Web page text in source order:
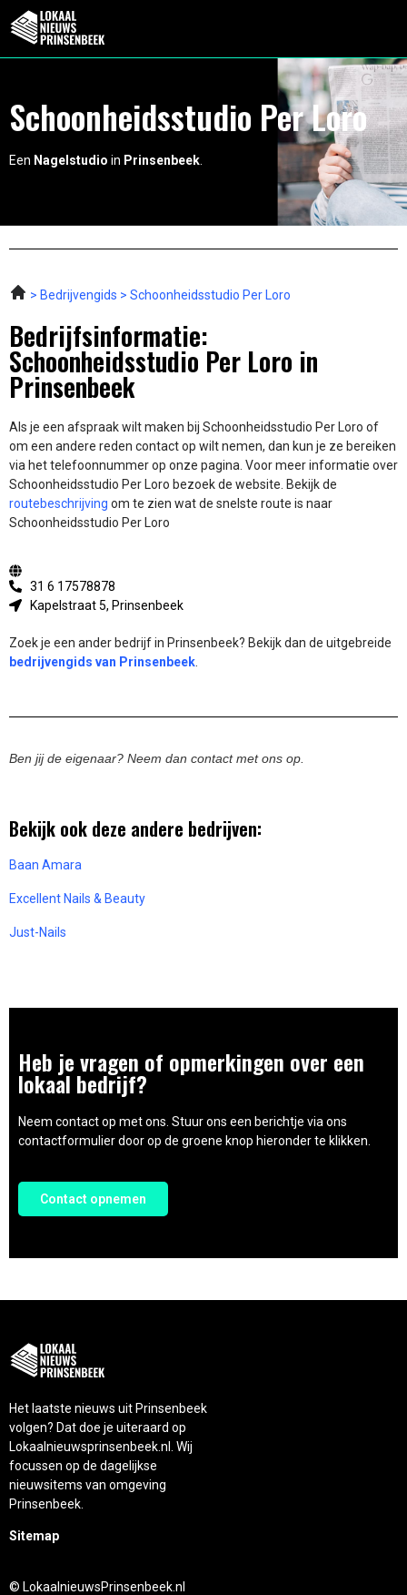
Schoonheidsstudio Per Loro
Een Nagelstudio in Prinsenbeek
Bedrijvengids Schoonheidsstudio Per Loro
Bedrijfsinformatie:
Schoonheidsstudio Per Loro in
Prinsenbeek
Als je een afspraak wilt maken bij Schoonheidsstudio Per Loro of
om een andere reden contact op wilt nemen, dan kun je ze bereiken
via het telefoonnummer op onze pagina. Voor meer informatie over
Schoonheidsstudio Per Loro bezoek de website. Bekijk de
routebeschrijving om te zien wat de snelste route is naar
Schoonheidsstudio Per Loro
31 6 17578878
Kapelstraat 5, Prinsenbeek
Zoek je een ander bedrijf in Prinsenbeek? Bekijk dan de uitgebreide
bedrijvengids van Prinsenbeek
Ben jij de eigenaar? Neem dan contact met ons op.
Bekijk ook deze andere bedrijven:
Baan Amara
Excellent Nails & Beauty
Just-Nails
Heb je vragen of opmerkingen over een
lokaal bedrijf?
Neem contact op met ons. Stuur ons een berichtje via ons
contactformulier door op de groene knop hieronder te klikken.
Contact opnemen
Het laatste nieuws uit Prinsenbeek
volgen? Dat doe je uiteraard op
Lokaalnieuwsprinsenbeek.nl. Wij
focussen op de dagelijkse
nieuwsitems van omgeving
Prinsenbeek.
Sitemap
© LokaalnieuwsPrinsenbeek.nl